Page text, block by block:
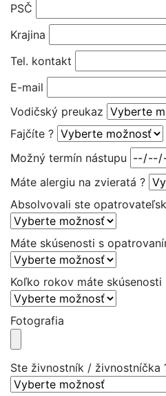
PSČ
Krajina
Tel. kontakt
E-mail
Vodičský preukaz
Fajčíte ?
Možný termín nástupu
Máte alergiu na zvieratá ?
Absolvovali ste
Máte skúsenosti s
Koľko rokov máte skúsenosti
Fotografia
Ste živnostník / živnostníčka